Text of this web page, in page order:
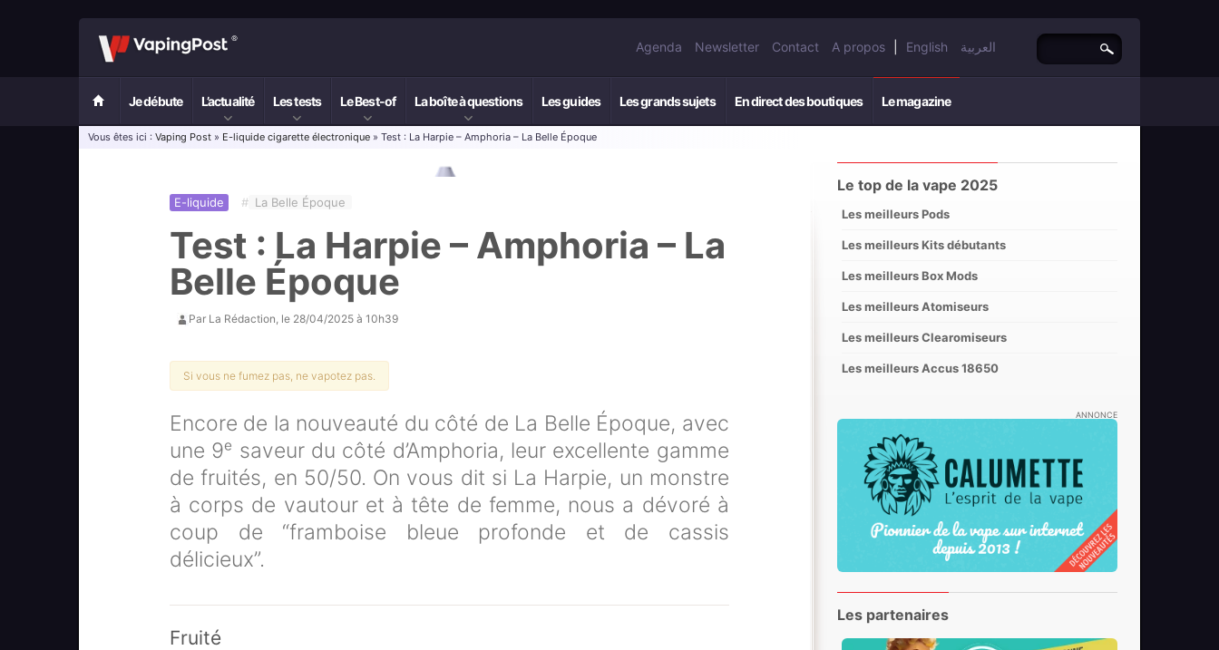
Agenda Newsletter Contact A propos English العربية
Je débute L’actualité Les tests Le Best-of La boîte à questions Les guides Les grands sujets En direct des boutiques Le magazine
Vous êtes ici : Vaping Post » E-liquide cigarette électronique » Test : La Harpie – Amphoria – La Belle Époque
Test : La Harpie – Amphoria – La
Belle Époque
E-liquide # La Belle Époque
Par La Rédaction, le 28/04/2025 à 10h39
Si vous ne fumez pas, ne vapotez pas.
Encore de la nouveauté du côté de La Belle Époque, avec
une 9ᵉ saveur du côté d’Amphoria, leur excellente gamme
de fruités, en 50/50. On vous dit si La Harpie, un monstre
à corps de vautour et à tête de femme, nous a dévoré à
coup de “framboise bleue profonde et de cassis
délicieux”.
Fruité
Le top de la vape 2025
Les meilleurs Pods
Les meilleurs Kits débutants
Les meilleurs Box Mods
Les meilleurs Atomiseurs
Les meilleurs Clearomiseurs
Les meilleurs Accus 18650
ANNONCE
Les partenaires